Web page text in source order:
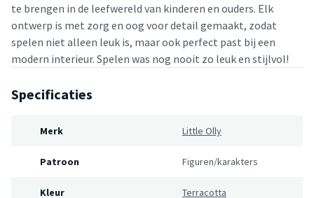
te brengen in de leefwereld van kinderen en ouders. Elk
ontwerp is met zorg en oog voor detail gemaakt, zodat
spelen niet alleen leuk is, maar ook perfect past bij een
modern interieur. Spelen was nog nooit zo leuk en stijlvol!
Specificaties
Merk Little Olly
Patroon Figuren/karakters
Kleur Terracotta